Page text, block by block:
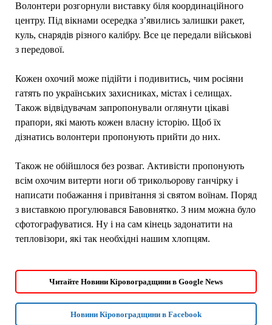
Волонтери розгорнули виставку біля координаційного
центру. Під вікнами осередка з’явились залишки ракет,
куль, снарядів різного калібру. Все це передали військові
з передової.
Кожен охочий може підійти і подивитись, чим росіяни
гатять по українських захисниках, містах і селищах.
Також відвідувачам запропонували оглянути цікаві
прапори, які мають кожен власну історію. Щоб їх
дізнатись волонтери пропонують прийти до них.
Також не обійшлося без розваг. Активісти пропонують
всім охочим витерти ноги об трикольорову ганчірку і
написати побажання і привітання зі святом воїнам. Поряд
з виставкою прогулювався Бавовнятко. З ним можна було
сфотографуватися. Ну і на сам кінець задонатити на
тепловізори, які так необхідні нашим хлопцям.
Читайте Новини Кіровоградщини в Google News
Новини Кіровоградщини в Facebook